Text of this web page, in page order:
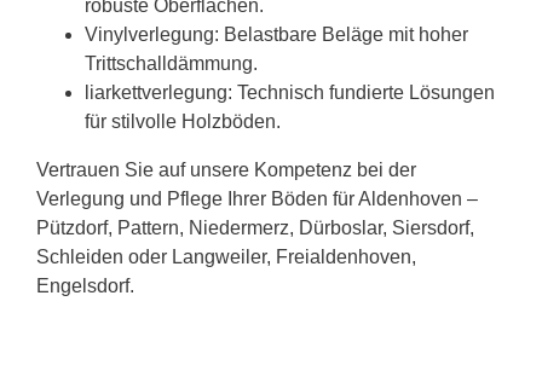
robuste Oberflächen.
Vinylverlegung: Belastbare Beläge mit hoher
Trittschalldämmung.
liarkettverlegung: Technisch fundierte Lösungen
für stilvolle Holzböden.
Vertrauen Sie auf unsere Kompetenz bei der
Verlegung und Pflege Ihrer Böden für Aldenhoven –
Pützdorf, Pattern, Niedermerz, Dürboslar, Siersdorf,
Schleiden oder Langweiler, Freialdenhoven,
Engelsdorf.